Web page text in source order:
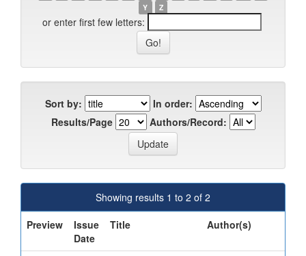
Y
Z
or enter first few letters:
Sort by:
In order:
Results/Page
Authors/Record:
Showing results 1 to 2 of 2
Preview
Issue
Date
Title Author(s)